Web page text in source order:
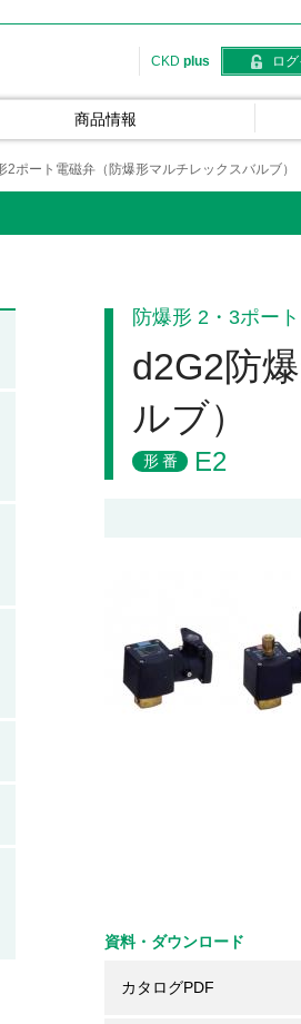
CKD plus ロ
商品情報
2ポート電磁弁（防爆形マルチレックスバルブ）
防爆形 2・3ポー
d2G2防
ルブ）
形番 E2
資料・ダウンロード
カタログPDF